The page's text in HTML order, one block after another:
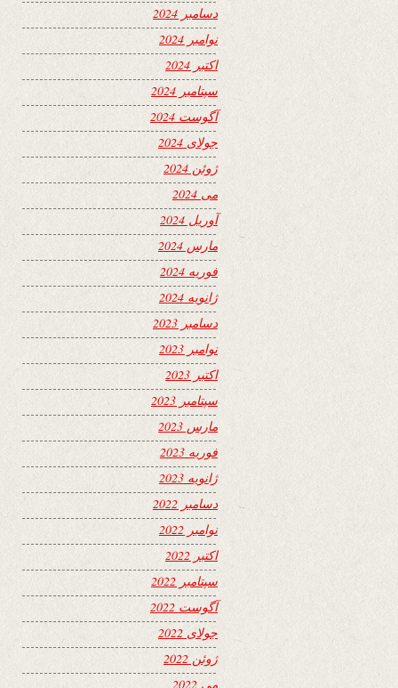
دسامبر 2024
نوامبر 2024
اکتبر 2024
سپتامبر 2024
آگوست 2024
جولای 2024
ژوئن 2024
می 2024
آوریل 2024
مارس 2024
فوریه 2024
ژانویه 2024
دسامبر 2023
نوامبر 2023
اکتبر 2023
سپتامبر 2023
مارس 2023
فوریه 2023
ژانویه 2023
دسامبر 2022
نوامبر 2022
اکتبر 2022
سپتامبر 2022
آگوست 2022
جولای 2022
ژوئن 2022
می 2022